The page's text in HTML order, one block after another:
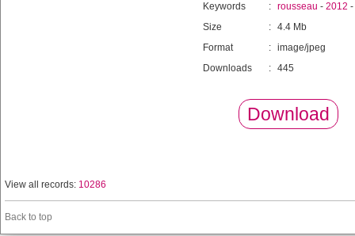
Keywords
: rousseau - 2012 -
Size
: 4.4 Mb
Format
: image/jpeg
Downloads
: 445
Download
View all records: 10286
Back to top